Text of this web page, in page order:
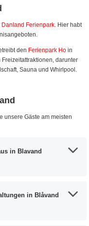
Danland Ferienpark . Hier habt
den Ferienpark Ho in
darunter
Sauna und Whirlpool.
unsere Gäste am meisten
in Blavand
in Blåvand